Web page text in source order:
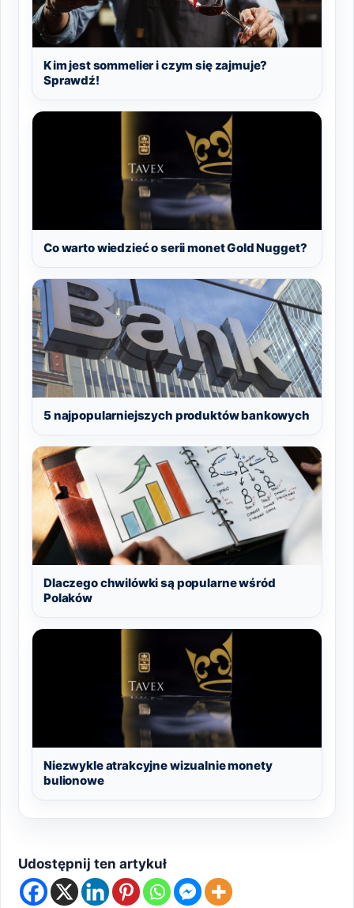
Kim jest sommelier i czym się zajmuje?
Sprawdź!
Co warto wiedzieć o serii monet Gold Nugget?
5 najpopularniejszych produktów bankowych
Dlaczego chwilówki są popularne wśród
Polaków
Niezwykle atrakcyjne wizualnie monety
bulionowe
Udostępnij ten artykuł